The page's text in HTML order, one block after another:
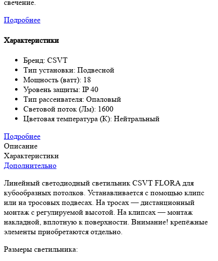
свечение.
Подробнее
Характеристики
Бренд: CSVT
Тип установки: Подвесной
Мощность (ватт): 18
Уровень защиты: IP 40
Тип рассеивателя: Опаловый
Световой поток (Лм): 1600
Цветовая температура (К): Нейтральный
Подробнее
Описание
Характеристики
Дополнительно
Линейный светодиодный светильник CSVT FLORA для
кубообразных потолков. Устанавливается с помощью клипс
или на тросовых подвесах. На тросах — дистанционный
монтаж с регулируемой высотой. На клипсах — монтаж
накладной, вплотную к поверхности. Внимание! крепёжные
элементы приобретаются отдельно.
Размеры светильника: